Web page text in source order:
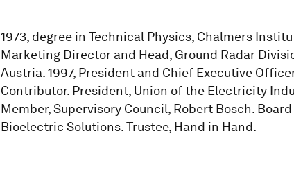
1973, degree in Technical Physics, Chalmers
Marketing Director and Head, Ground Radar
Austria. 1997, President and Chief Executive
Contributor. President, Union of the Electricity
Member, Supervisory Council, Robert Bosch.
Bioelectric Solutions. Trustee, Hand in Hand.